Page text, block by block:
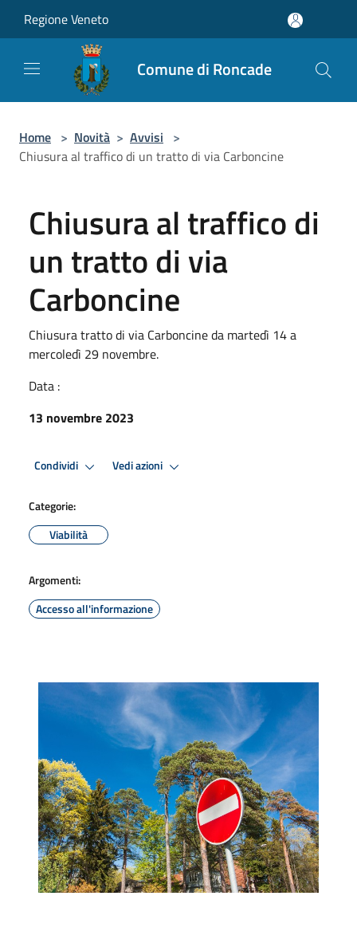
Regione Veneto
Comune di Roncade
Home > Novità > Avvisi >
Chiusura al traffico di un tratto di via Carboncine
Chiusura al traffico di
un tratto di via
Carboncine
Chiusura tratto di via Carboncine da martedì 14 a
mercoledì 29 novembre.
Data :
13 novembre 2023
Condividi Vedi azioni
Categorie:
Viabilità
Argomenti:
Accesso all'informazione